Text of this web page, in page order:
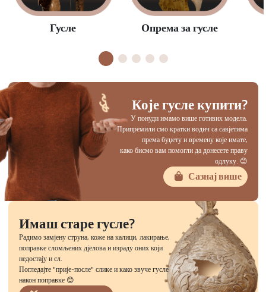
Гусле Опрема за гусле
Које гусле купити?
У понуди имамо више готивих модела.
Припремили смо кратки водич са савјетима
према буџету и времену које имате,
како бисмо вам помогли да донесете праву
одлуку. 😊
Сазнај више
Имаш старе гусле?
Радимо замјену струна, коже на калици, лакирање,
поправке сломљених дјелова и израду оних који
недостају и сл.
Погледајте "прије-после" слике и како звуче гусле
након поправке 😊